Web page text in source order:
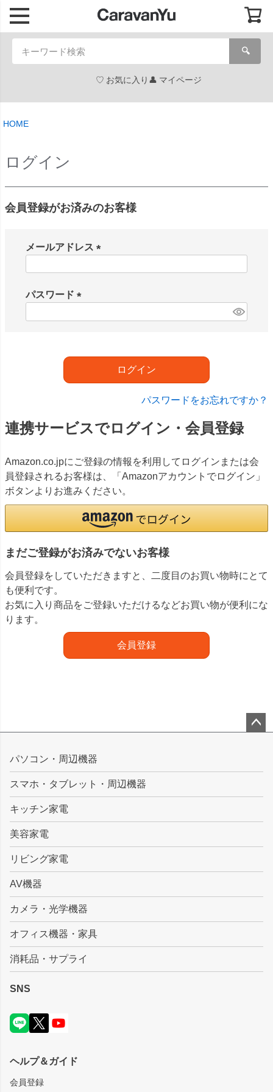
🔍
お気に入り マイページ
HOME
ログイン
会員登録がお済みのお客様
メールアドレス
パスワード
)
ログイン
パスワードをお忘れですか？
連携サービスでログイン・会員登録
Amazon.co.jpにご登録の情報を利用してログインまたは会
員登録されるお客様は、「Amazonアカウントでログイン」
ボタンよりお進みください。
まだご登録がお済みでないお客様
会員登録をしていただきますと、二度目のお買い物時にとて
も便利です。
お気に入り商品をご登録いただけるなどお買い物が便利にな
ります。
会員登録
ップ
パソコン・周辺機器
スマホ・タブレット・周辺機器
キッチン家電
美容家電
リビング家電
AV機器
カメラ・光学機器
オフィス機器・家具
消耗品・サプライ
SNS
ヘルプ＆ガイド
会員登録